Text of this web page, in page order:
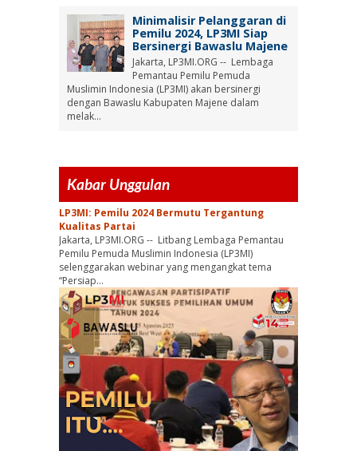
Minimalisir Pelanggaran di
Pemilu 2024, LP3MI Siap
Bersinergi Bawaslu Majene
Jakarta, LP3MI.ORG -- Lembaga
Pemantau Pemilu Pemuda
Muslimin Indonesia (LP3MI) akan bersinergi
dengan Bawaslu Kabupaten Majene dalam
melak...
Kabar Unggulan
LP3MI: Pemilu 2024 Bermutu Tergantung
Kualitas Partai
Jakarta, LP3MI.ORG -- Litbang Lembaga Pemantau
Pemilu Pemuda Muslimin Indonesia (LP3MI)
selenggarakan webinar yang mengangkat tema
“Persiap...